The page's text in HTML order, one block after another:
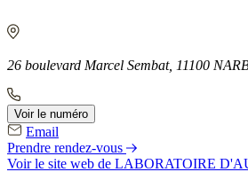
26 boulevard Marcel Sembat, 11100
Voir le numéro
Email
Prendre rendez-vous
Voir le site web de LABORATOIRE